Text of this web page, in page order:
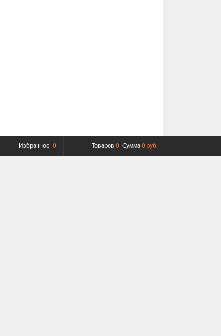
Избранное 0 Товаров 0 Сумма 0 руб.